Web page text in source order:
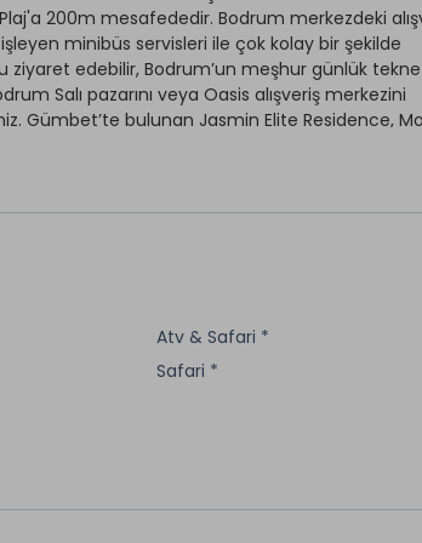
200m mesafededir. Bodrum merkezdeki
minibüs servisleri ile çok kolay bir şekilde
ziyaret edebilir, Bodrum’un meşhur günlük tekne
Salı pazarını veya Oasis alışveriş merkezini
Gümbet’te bulunan Jasmin Elite Residence,
bahçesi ve sakin atmosferi ile misafirlerini
Kapalı Otopark
Açık Otopark
Buhar Odası *
Atv & Safari *
Safari *